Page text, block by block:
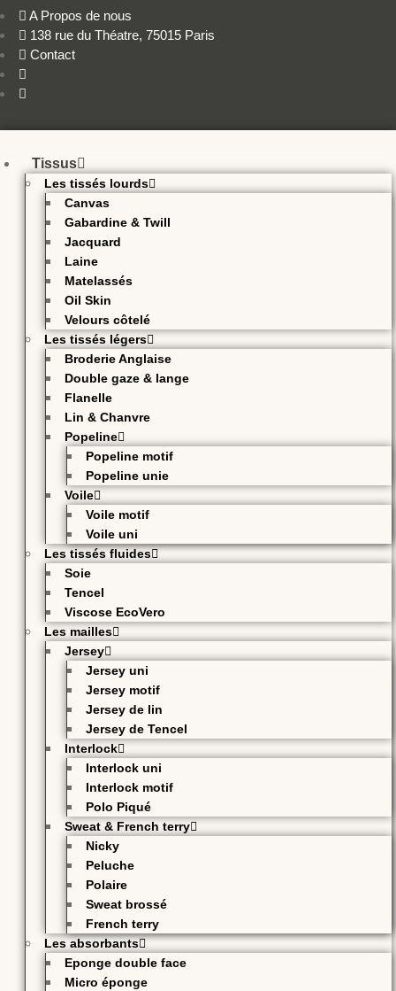
A Propos de nous
138 rue du Théatre, 75015 Paris
Contact
Tissus
Les tissés lourds
Canvas
Gabardine & Twill
Jacquard
Laine
Matelassés
Oil Skin
Velours côtelé
Les tissés légers
Broderie Anglaise
Double gaze & lange
Flanelle
Lin & Chanvre
Popeline
Popeline motif
Popeline unie
Voile
Voile motif
Voile uni
Les tissés fluides
Soie
Tencel
Viscose EcoVero
Les mailles
Jersey
Jersey uni
Jersey motif
Jersey de lin
Jersey de Tencel
Interlock
Interlock uni
Interlock motif
Polo Piqué
Sweat & French terry
Nicky
Peluche
Polaire
Sweat brossé
French terry
Les absorbants
Eponge double face
Micro éponge